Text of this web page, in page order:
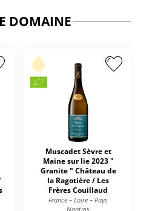
DOMAINE
Muscadet Sèvre et
Maine sur lie 2023 "
Granite " Château de
la Ragotière / Les
Frères Couillaud
France – Loire – Pays
Nantais